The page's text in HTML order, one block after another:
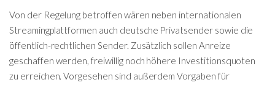
Von der Regelung betroffen wären neben internationalen
Streamingplattformen auch deutsche Privatsender sowie die
öffentlich-rechtlichen Sender. Zusätzlich sollen Anreize
geschaffen werden, freiwillig noch höhere Investitionsquoten
zu erreichen. Vorgesehen sind außerdem Vorgaben für